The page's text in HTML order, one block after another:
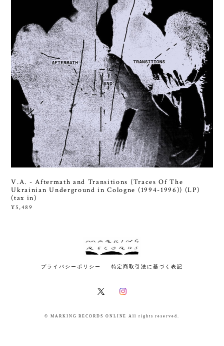
V.A. - Aftermath and Transitions (Traces Of The
Ukrainian Underground in Cologne (1994-1996)) (LP)
(tax in)
¥5,489
プライバシーポリシー 特定商取引法に基づく表記
© MARKING RECORDS ONLINE All rights reserved.